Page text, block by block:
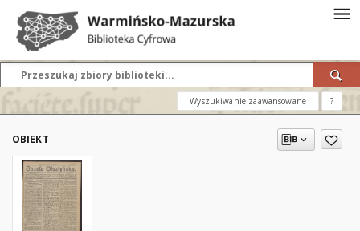
Wyszukiwanie zaawansowane ?
OBIEKT